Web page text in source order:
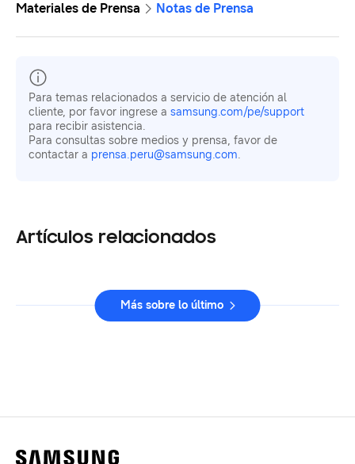
Materiales de Prensa
Notas de Prensa
Para temas relacionados a servicio de atención al
cliente, por favor ingrese a samsung.com/pe/support
para recibir asistencia.
Para consultas sobre medios y prensa, favor de
contactar a prensa.peru@samsung.com.
Artículos relacionados
Más sobre lo último